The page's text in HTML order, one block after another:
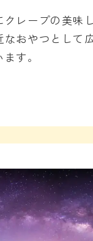
クレープの美味
なおやつとして
す。